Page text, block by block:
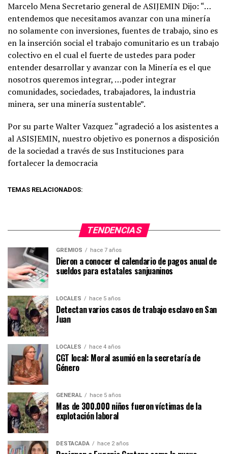
Marcelo Mena Secretario general de ASIJEMIN Dijo: “…
entendemos que necesitamos avanzar con una minería
no solamente con inversiones, fuentes de trabajo, sino es
en la inserción social el trabajo comunitario es un trabajo
colectivo en el cual el fuerte de ustedes para poder
entender desarrollar y avanzar con la Minería es el que
nosotros queremos integrar, …poder integrar
comunidades, sociedades, trabajadores, la industria
minera, ser una minería sustentable”.
Por su parte Walter Vazquez “agradeció a los asistentes a
al ASISJEMIN, nuestro objetivo es ponernos a disposición
de la sociedad a través de sus Instituciones para
fortalecer la democracia
TEMAS RELACIONADOS:
TENDENCIAS
GREMIOS hace 7 años
Dieron a conocer el calendario de pagos anual de
sueldos para estatales sanjuaninos
LOCALES hace 5 años
Detectan varios casos de trabajo esclavo en San
Juan
LOCALES hace 4 años
CGT local: Moral asumió en la secretaría de
Género
GENERAL hace 5 años
Mas de 300.000 niños fueron víctimas de la
explotación laboral
DESTACADA hace 2 años